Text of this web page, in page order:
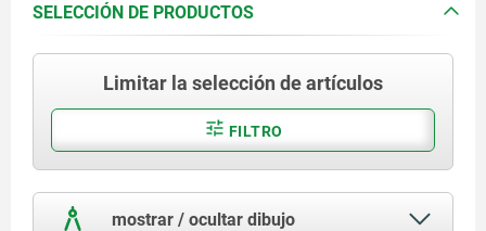
SELECCIÓN DE PRODUCTOS
Limitar la selección de artículos
FILTRO
mostrar / ocultar dibujo